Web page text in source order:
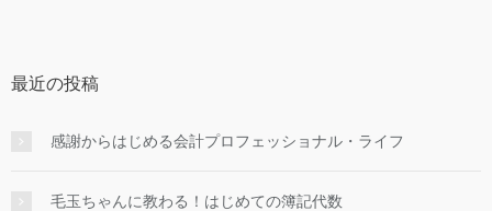
最近の投稿
感謝からはじめる会計プロフェッショナル・ライフ
毛玉ちゃんに教わる！はじめての簿記代数